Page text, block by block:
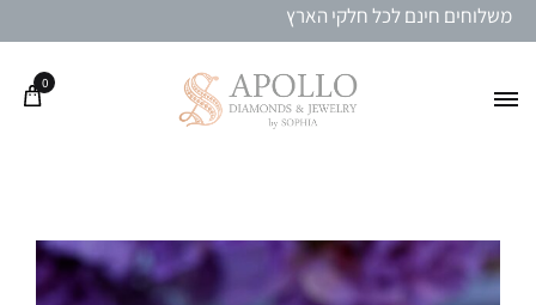
משלוחים חינם לכל חלקי הארץ
0